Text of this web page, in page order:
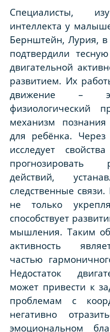
Специалисты,
интеллекта у
Бернштейн, Лурия, в
подтвердили
двигательной
развитием. Их
движение –
физиологический
механизм
для ребёнка.
исследует
прогнозировать
действий,
следственные
не только
способствует
мышления. Таким
активность
частью
Недостаток
может привести к
проблемам с
негативно
эмоциональном